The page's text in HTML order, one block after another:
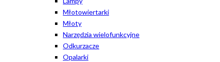
Młotowiertarki
Młoty
Narzędzia wielofunkcyjne
Odkurzacze
Opalarki